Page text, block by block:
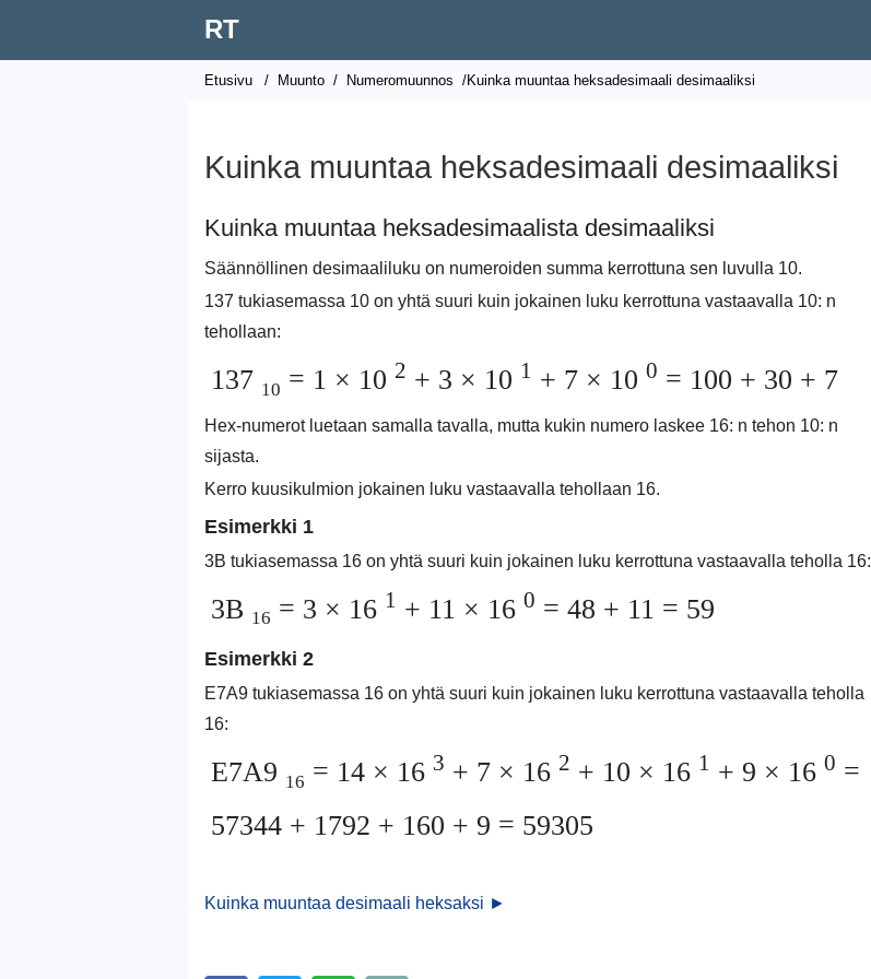
RT
Etusivu / Muunto / Numeromuunnos /Kuinka muuntaa heksadesimaali desimaaliksi
Kuinka muuntaa heksadesimaali desimaaliksi
Kuinka muuntaa heksadesimaalista desimaaliksi
Säännöllinen desimaaliluku on numeroiden summa kerrottuna sen luvulla 10.
137 tukiasemassa 10 on yhtä suuri kuin jokainen luku kerrottuna vastaavalla 10: n
tehollaan:
137 10 = 1 × 10 2 + 3 × 10 1 + 7 × 10 0 = 100 + 30 + 7
Hex-numerot luetaan samalla tavalla, mutta kukin numero laskee 16: n tehon 10: n
sijasta.
Kerro kuusikulmion jokainen luku vastaavalla tehollaan 16.
Esimerkki 1
3B tukiasemassa 16 on yhtä suuri kuin jokainen luku kerrottuna vastaavalla teholla 16:
3B 16 = 3 × 16 1 + 11 × 16 0 = 48 + 11 = 59
Esimerkki 2
E7A9 tukiasemassa 16 on yhtä suuri kuin jokainen luku kerrottuna vastaavalla teholla
16:
E7A9 16 = 14 × 16 3 + 7 × 16 2 + 10 × 16 1 + 9 × 16 0 =
57344 + 1792 + 160 + 9 = 59305
Kuinka muuntaa desimaali heksaksi ►